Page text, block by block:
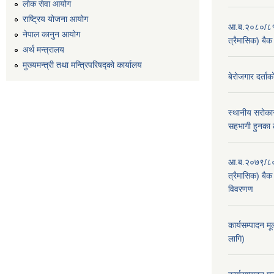
लोक सेवा आयोग
राष्ट्रिय योजना आयोग
नेपाल कानुन आयोग
अर्थ मन्त्रालय
मुख्यमन्त्री तथा मन्त्रिपरिषद्को कार्यालय
आ.ब.२०८०/८१
त्रैमासिक) बैक
बेरोजगार
स्थानीय
सहभागी हुनका
आ.ब.२०७९/८०
त्रैमासिक) बैक
विवरणण
कार्यसम्पादन
लागि)